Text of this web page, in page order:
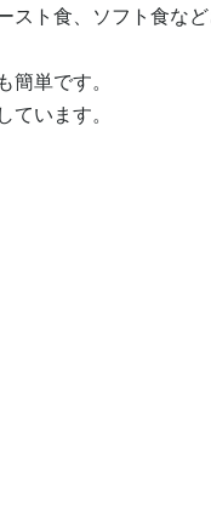
ト食、ソフト食な
単です。
います。